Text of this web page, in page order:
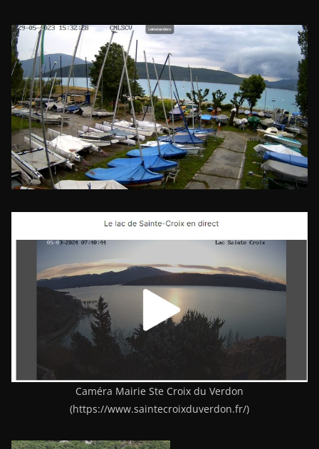
Caméra Mairie Ste Croix du Verdon
(https://www.saintecroixduverdon.fr/)